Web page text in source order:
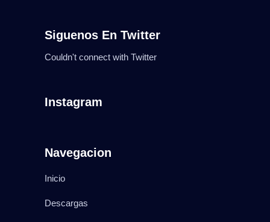
Siguenos En Twitter
Couldn't connect with Twitter
Instagram
Navegacion
Inicio
Descargas